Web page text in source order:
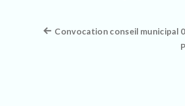
Navigation
Article
Convocation conseil municipal